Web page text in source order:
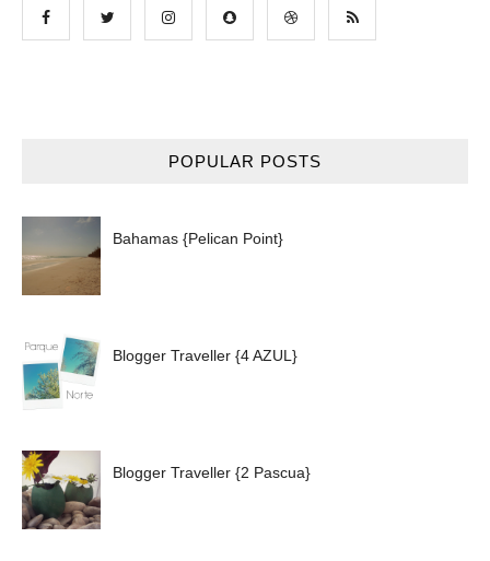
POPULAR POSTS
Bahamas {Pelican Point}
Blogger Traveller {4 AZUL}
Blogger Traveller {2 Pascua}